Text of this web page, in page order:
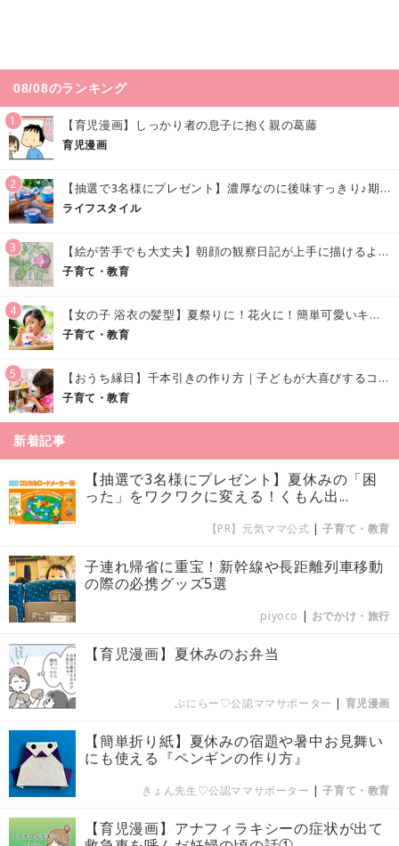
08/08のランキング
1 【育児漫画】しっかり者の息子に抱く親の葛藤
育児漫画
2 【抽選で3名様にプレゼント】濃厚なのに後味すっきり♪期間限定の「メイトーのなめらかプリン カルピス®入りソース」で夏を味わおう！
ライフスタイル
3 【絵が苦手でも大丈夫】朝顔の観察日記が上手に描けるようになる方法｜イラスト付き
子育て・教育
4 【女の子 浴衣の髪型】夏祭りに！花火に！簡単可愛いキッズの浴衣ヘアアレンジまとめ
子育て・教育
5 【おうち縁日】千本引きの作り方｜子どもが大喜びするコツやアイデア♪
子育て・教育
新着記事
【抽選で3名様にプレゼント】夏休みの「困
った」をワクワクに変える！くもん出...
【PR】元気ママ公式 |子育て・教育
子連れ帰省に重宝！新幹線や長距離列車移動
の際の必携グッズ5選
piyoco | おでかけ・旅行
【育児漫画】夏休みのお弁当
ぷにらー♡公認ママサポーター | 育児漫画
【簡単折り紙】夏休みの宿題や暑中お見舞い
にも使える『ペンギンの作り方』
きょん先生♡公認ママサポーター |子育て・教育
【育児漫画】アナフィラキシーの症状が出て